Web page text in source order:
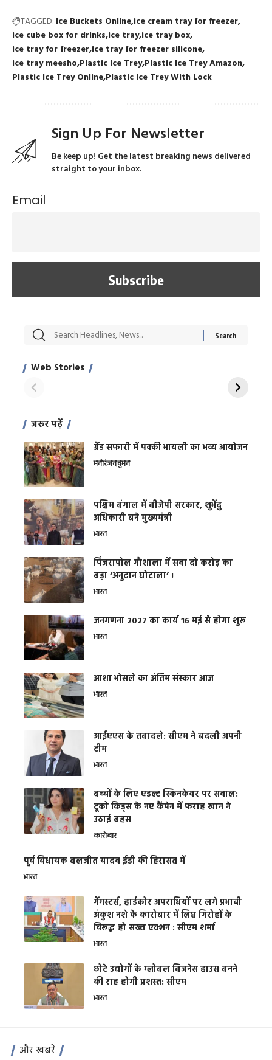
TAGGED: Ice Buckets Online ice cream tray for freezer
ice cube box for drinks ice tray ice tray box
ice tray for freezer ice tray for freezer silicone
ice tray meesho Plastic Ice Trey Plastic Ice Trey Amazon
Plastic Ice Trey Online Plastic Ice Trey With Lock
Sign Up For Newsletter
Be keep up! Get the latest breaking news delivered
straight to your inbox.
Email
Web Stories
सट्टेबाजी में अरेस्ट हुए
साहिल खान
रोज एक कच्चे लहसुन
जरूर पढ़ें
ग्रैंड सफारी में पक्की भायली का भव्य आयोजन
मनोरंजनवुमन
पश्चिम बंगाल में बीजेपी सरकार, शुभेंदु
अधिकारी बने मुख्यमंत्री
भारत
​पिंजरापोल गौशाला में सवा दो करोड़ का
बड़ा ‘अनुदान घोटाला’ !
भारत
जनगणना 2027 का कार्य 16 मई से होगा शुरू
भारत
आशा भोसले का अंतिम संस्कार आज
भारत
आईएएस के तबादले: सीएम ने बदली अपनी
टीम
भारत
बच्चों के लिए एडल्ट स्किनकेयर पर सवाल:
टूको किड्स के नए कैंपेन में फराह खान ने
उठाई बहस
कारोबार
पूर्व विधायक बलजीत यादव ईडी की हिरासत में
भारत
गैंगस्टर्स, हार्डकोर अपराधियों पर लगे प्रभावी
अंकुश नशे के कारोबार में लिप्त गिरोहों के
विरूद्ध हो सख्त एक्शन : सीएम शर्मा
भारत
छोटे उद्योगों के ग्लोबल बिजनेस हाउस बनने
की राह होगी प्रशस्त: सीएम
भारत
और खबरें